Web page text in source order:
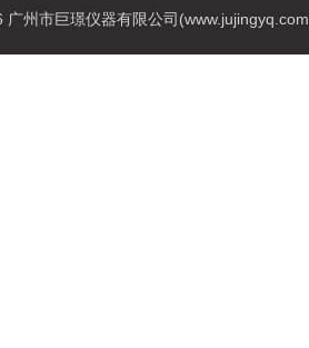
广州市巨璟仪器有限公司